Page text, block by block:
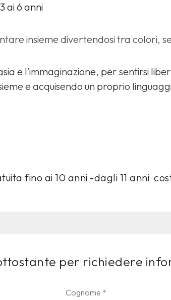
ai 6 anni
insieme divertendosi tra colori,
e l’immaginazione, per sentirsi
e acquisendo un proprio
fino ai 10 anni -dagli 11 anni
per richiedere